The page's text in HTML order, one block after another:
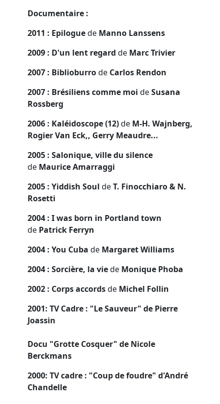
Documentaire :
2011 : Epiloguede Manno Lanssens
2009 : D'un lent regard de Marc Trivier
2007 : Biblioburrode Carlos Rendon
2007 : Brésiliens comme moi deSusana
Rossberg
2006 : Kaléidoscope (12)de M-H. Wajnberg,
Rogier Van Eck,, Gerry Meaudre...
2005 : Salonique, ville du silence
de Maurice Amarraggi
2005 : Yiddish Soul deT. Finocchiaro & N.
Rosetti
2004 : I was born in Portland town
de Patrick Ferryn
2004 : You Cuba de Margaret Williams
2004 : Sorcière, la viede Monique Phoba
2002 : Corps accordsde Michel Follin
2001: TV Cadre : "Le Sauveur" de Pierre
Joassin
Docu "Grotte Cosquer" de Nicole
Berckmans
2000: TV cadre : "Coup de foudre" d'André
Chandelle